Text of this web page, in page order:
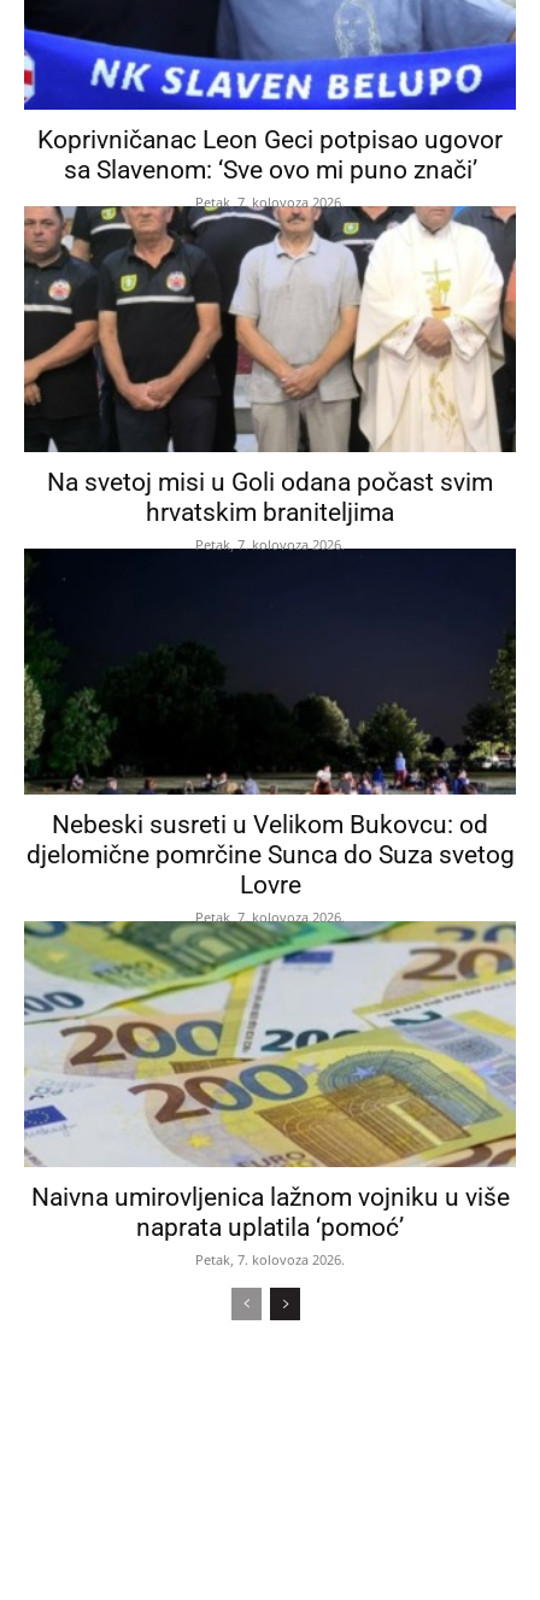
Koprivničanac Leon Geci potpisao ugovor
sa Slavenom: ‘Sve ovo mi puno znači’
Petak, 7. kolovoza 2026.
Na svetoj misi u Goli odana počast svim
hrvatskim braniteljima
Petak, 7. kolovoza 2026.
Nebeski susreti u Velikom Bukovcu: od
djelomične pomrčine Sunca do Suza svetog
Lovre
Petak, 7. kolovoza 2026.
Naivna umirovljenica lažnom vojniku u više
naprata uplatila ‘pomoć’
Petak, 7. kolovoza 2026.